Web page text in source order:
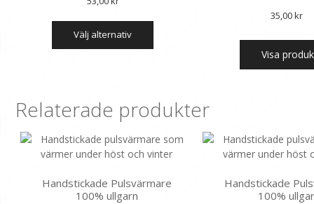
välj alternativ
Den
produkten
De
alternativen
kan
på
35,00kr
Visa
Relaterade produkter
Handstickade Pulsvärmare
100% ullgarn
Handstickade
100%